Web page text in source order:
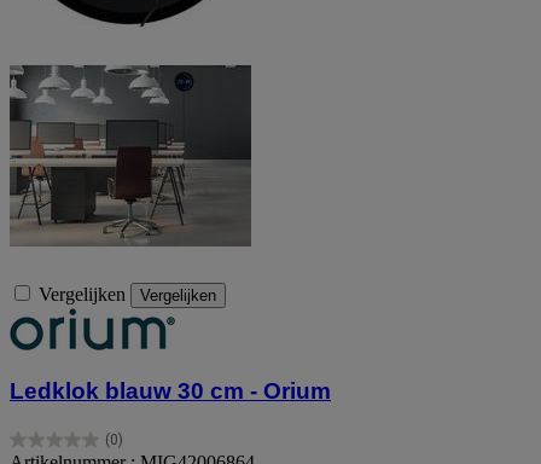
Vergelijken Vergelijken
Ledklok blauw 30 cm - Orium
(0)
0.0